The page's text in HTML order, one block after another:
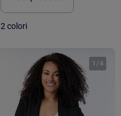
2 colori
1 /4